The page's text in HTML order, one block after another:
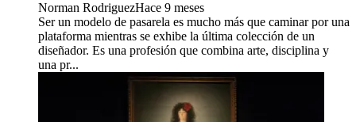
Norman RodriguezHace 9 meses
Ser un modelo de pasarela es mucho más que caminar por una
plataforma mientras se exhibe la última colección de un
diseñador. Es una profesión que combina arte, disciplina y
una pr...